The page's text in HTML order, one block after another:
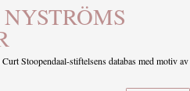
Stoopendaal-stiftelsens databas med motiv av